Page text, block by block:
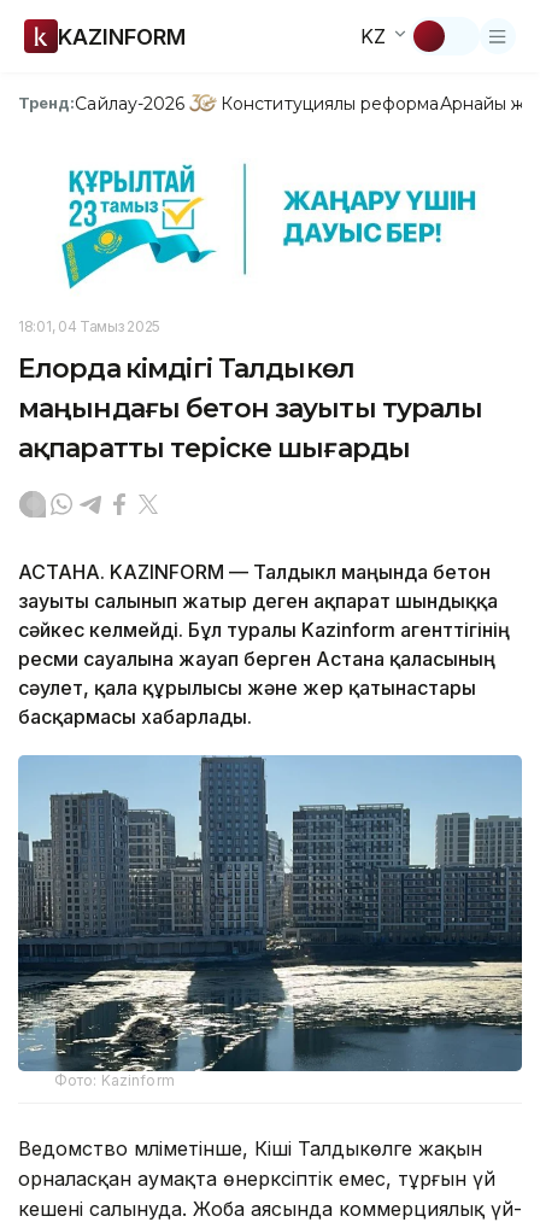
KAZINFORM KZ
Тренд:Сайлау-2026 Конституциялық реформаАрнайы
18:01, 04 Тамыз 2025
Елорда әкімдігі Талдыкөл
маңындағы бетон зауыты туралы
ақпаратты теріске шығарды
АСТАНА. KAZINFORM — Талдыкөл маңында бетон
зауыты салынып жатыр деген ақпарат шындыққа
сәйкес келмейді. Бұл туралы Kazinform агенттігінің
ресми сауалына жауап берген Астана қаласының
сәулет, қала құрылысы және жер қатынастары
басқармасы хабарлады.
Фото: Kazinform
Ведомство мәліметінше, Кіші Талдыкөлге жақын
орналасқан аумақта өнеркәсіптік емес, тұрғын үй
кешені салынуда. Жоба аясында коммерциялық үй-